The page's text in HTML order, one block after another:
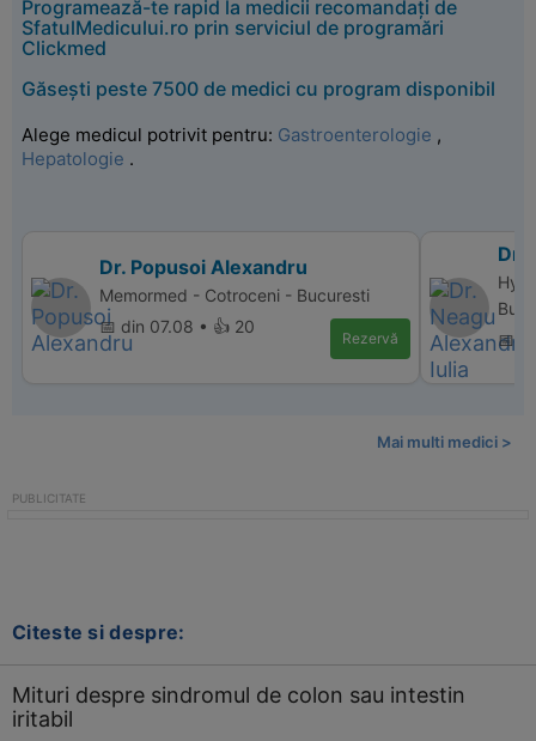
Programează-te rapid la medicii recomandați de
SfatulMedicului.ro prin serviciul de programări
Clickmed
Găsești peste 7500 de medici cu program disponibil
Alege medicul potrivit pentru: Gastroenterologie ,
Hepatologie .
Dr. Popusoi Alexandru
Memormed - Cotroceni - Bucuresti
📅 din 07.08 • 👍 20
Rezervă
Dr.
📅
Mai multi medici >
Citeste si despre:
Mituri despre sindromul de colon sau intestin
iritabil